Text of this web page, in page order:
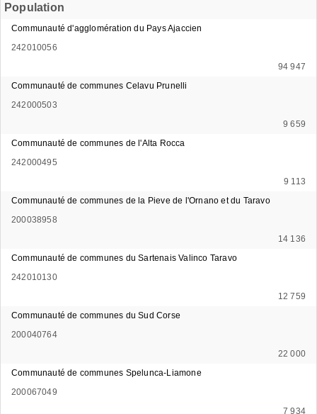
Population
Communauté d'agglomération du Pays Ajaccien
242010056
94 947
Communauté de communes Celavu Prunelli
242000503
9 659
Communauté de communes de l'Alta Rocca
242000495
9 113
Communauté de communes de la Pieve de l'Ornano et du Taravo
200038958
14 136
Communauté de communes du Sartenais Valinco Taravo
242010130
12 759
Communauté de communes du Sud Corse
200040764
22 000
Communauté de communes Spelunca-Liamone
200067049
7 934